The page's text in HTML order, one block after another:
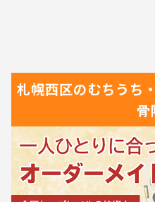
札幌西区のむちうち
骨